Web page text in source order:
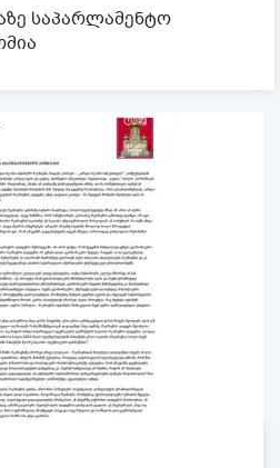
საპარლამენტო